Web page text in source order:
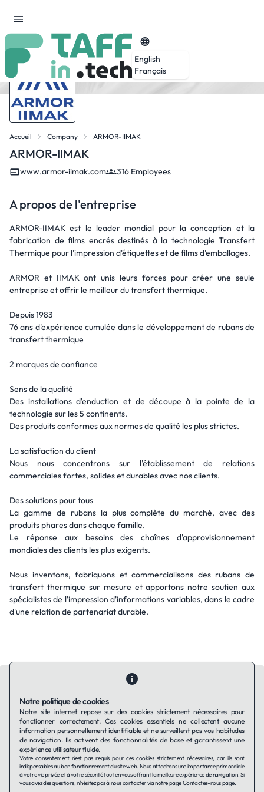
English
Français
Accueil Company ARMOR-IIMAK
ARMOR-IIMAK
www.armor-iimak.com 316 Employees
A propos de l'entreprise
ARMOR-IIMAK est le leader mondial pour la conception et la
fabrication de films encrés destinés à la technologie Transfert
Thermique pour l'impression d'étiquettes et de films d'emballages.
ARMOR et IIMAK ont unis leurs forces pour créer une seule
entreprise et offrir le meilleur du transfert thermique.
Depuis 1983
76 ans d'expérience cumulée dans le développement de rubans de
transfert thermique
2 marques de confiance
Sens de la qualité
Des installations d'enduction et de découpe à la pointe de la
technologie sur les 5 continents.
Des produits conformes aux normes de qualité les plus strictes.
La satisfaction du client
Nous nous concentrons sur l'établissement de relations
commerciales fortes, solides et durables avec nos clients.
Des solutions pour tous
La gamme de rubans la plus complète du marché, avec des
produits phares dans chaque famille.
Le réponse aux besoins des chaînes d'approvisionnement
mondiales des clients les plus exigents.
Nous inventons, fabriquons et commercialisons des rubans de
transfert thermique sur mesure et apportons notre soutien aux
spécialistes de l'impression d'informations variables, dans le cadre
d'une relation de partenariat durable.
Contactez-nousQui sommes-nous ?Ils utilisent Taffin.tech
Politique de confidentialitéConditions générales
Politique de cookies
LinkedIn
Notre politique de cookies
Notre site internet repose sur des cookies strictement nécessaires pour
fonctionner correctement. Ces cookies essentiels ne collectent aucune
information personnellement identifiable et ne surveillent pas vos habitudes
de navigation. Ils activent des fonctionnalités de base et garantissent une
expérience utilisateur fluide.
Votre consentement n'est pas requis pour ces cookies strictement nécessaires, car ils sont
indispensables au bon fonctionnement du site web. Nous attachons une importance primordiale
à votre vie privée et à votre sécurité tout en vous offrant la meilleure expérience de navigation. Si
vous avez des questions, n'hésitez pas à nous contacter via notre pageContactez-nouspage.